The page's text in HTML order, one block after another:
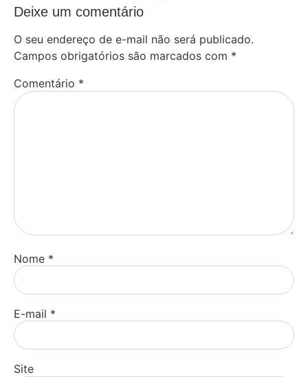
Deixe um comentário
O seu endereço de e-mail não será publicado.
Campos obrigatórios são marcados com *
Comentário *
Nome *
E-mail *
Site